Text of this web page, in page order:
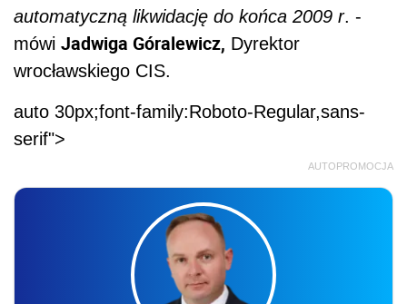
automatyczną likwidację do końca 2009 r. -
mówi Jadwiga Góralewicz, Dyrektor
wrocławskiego CIS.
auto 30px;font-family:Roboto-Regular,sans-
serif">
AUTOPROMOCJA